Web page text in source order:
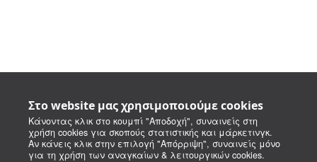
Στο website μας χρησιμοποιούμε cookies
Κάνοντας κλικ στο κουμπί "Αποδοχή", συναινείς στη
χρήση cookies για σκοπούς στατιστικής και μάρκετινγκ.
Αν κάνεις κλικ στην επιλογή "Απόρριψη", συναινείς μόνο
για τη χρήση των αναγκαίων & λειτουργικών cookies.